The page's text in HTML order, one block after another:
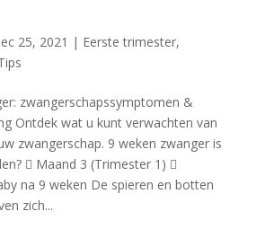
25, 2021 | Eerste trimester,
zwangerschapssymptomen &
Ontdek wat u kunt verwachten van
zwangerschap. 9 weken zwanger is
 Maand 3 (Trimester 1) 
na 9 weken De spieren en botten
zich...